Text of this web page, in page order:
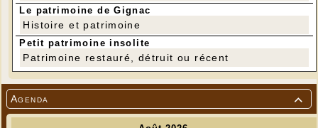

Agenda
Le patrimoine de Gignac
Histoire et patrimoine
Petit patrimoine insolite
Patrimoine restauré, détruit ou récent